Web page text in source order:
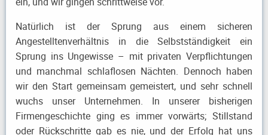
Natürlich ist der Sprung aus einem sicheren
Angestelltenverhältnis in die Selbstständigkeit ein
Sprung ins Ungewisse – mit privaten Verpflichtungen
und manchmal schlaflosen Nächten. Dennoch haben
wir den Start gemeinsam gemeistert, und sehr schnell
wuchs unser Unternehmen. In unserer bisherigen
Firmengeschichte ging es immer vorwärts; Stillstand
oder Rückschritte gab es nie, und der Erfolg hat uns